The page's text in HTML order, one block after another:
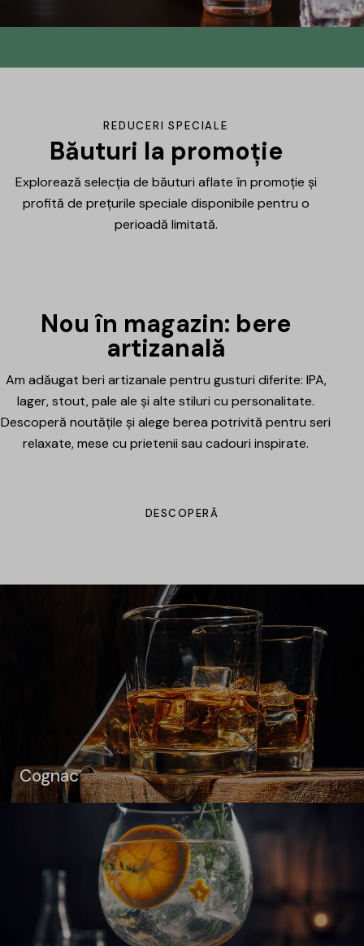
DrinksHub
mulțumire ți-am pregătit un mic cadou.
Află mai multe
REDUCERI SPECIALE
Băuturi la promoție
Explorează selecția de băuturi aflate în promoție și
profită de prețurile speciale disponibile pentru o
perioadă limitată.
Nou în magazin: bere
artizanală
Am adăugat beri artizanale pentru gusturi diferite: IPA,
lager, stout, pale ale și alte stiluri cu personalitate.
Descoperă noutățile și alege berea potrivită pentru seri
relaxate, mese cu prietenii sau cadouri inspirate.
DESCOPERĂ
Cognac